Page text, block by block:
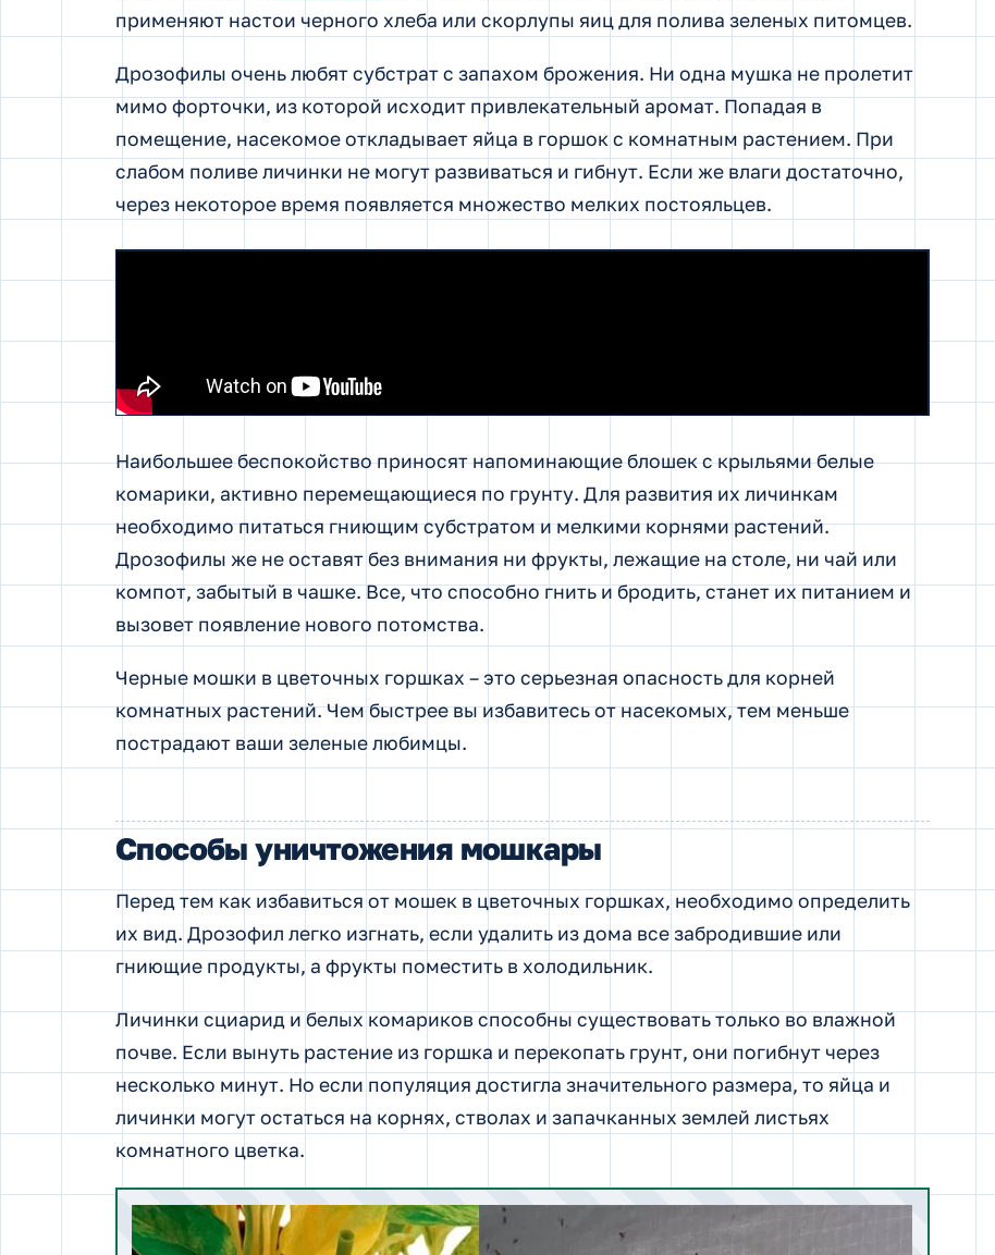
применяют настои черного хлеба или скорлупы яиц для полива зеленых питомцев.
Дрозофилы очень любят субстрат с запахом брожения. Ни одна мушка не пролетит
мимо форточки, из которой исходит привлекательный аромат. Попадая в
помещение, насекомое откладывает яйца в горшок с комнатным растением. При
слабом поливе личинки не могут развиваться и гибнут. Если же влаги достаточно,
через некоторое время появляется множество мелких постояльцев.
Наибольшее беспокойство приносят напоминающие блошек с крыльями белые
комарики, активно перемещающиеся по грунту. Для развития их личинкам
необходимо питаться гниющим субстратом и мелкими корнями растений.
Дрозофилы же не оставят без внимания ни фрукты, лежащие на столе, ни чай или
компот, забытый в чашке. Все, что способно гнить и бродить, станет их питанием и
вызовет появление нового потомства.
Черные мошки в цветочных горшках – это серьезная опасность для корней
комнатных растений. Чем быстрее вы избавитесь от насекомых, тем меньше
пострадают ваши зеленые любимцы.
Способы уничтожения мошкары
Перед тем как избавиться от мошек в цветочных горшках, необходимо определить
их вид. Дрозофил легко изгнать, если удалить из дома все забродившие или
гниющие продукты, а фрукты поместить в холодильник.
Личинки сциарид и белых комариков способны существовать только во влажной
почве. Если вынуть растение из горшка и перекопать грунт, они погибнут через
несколько минут. Но если популяция достигла значительного размера, то яйца и
личинки могут остаться на корнях, стволах и запачканных землей листьях
комнатного цветка.